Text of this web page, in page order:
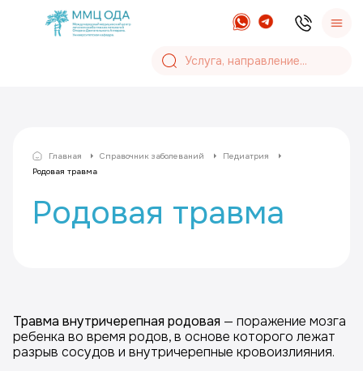
Главная Справочник заболеваний
Педиатрия
Родовая травма
Родовая травма
Травма внутричерепная родовая — поражение мозга
ребенка во время родов, в основе которого лежат
разрыв сосудов и внутричерепные кровоизлияния.